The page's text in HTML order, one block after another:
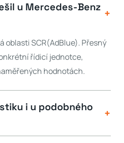
u Mercedes-Benz +
oblasti SCR(AdBlue). Přesný
řídicí jednotce,
hodnotách.
i u podobného
+